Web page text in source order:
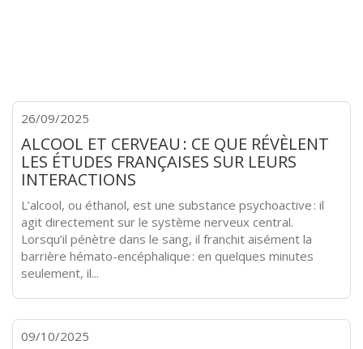
26/09/2025
ALCOOL ET CERVEAU : CE QUE RÉVÈLENT
LES ÉTUDES FRANÇAISES SUR LEURS
INTERACTIONS
L’alcool, ou éthanol, est une substance psychoactive : il
agit directement sur le système nerveux central.
Lorsqu’il pénètre dans le sang, il franchit aisément la
barrière hémato-encéphalique : en quelques minutes
seulement, il...
09/10/2025